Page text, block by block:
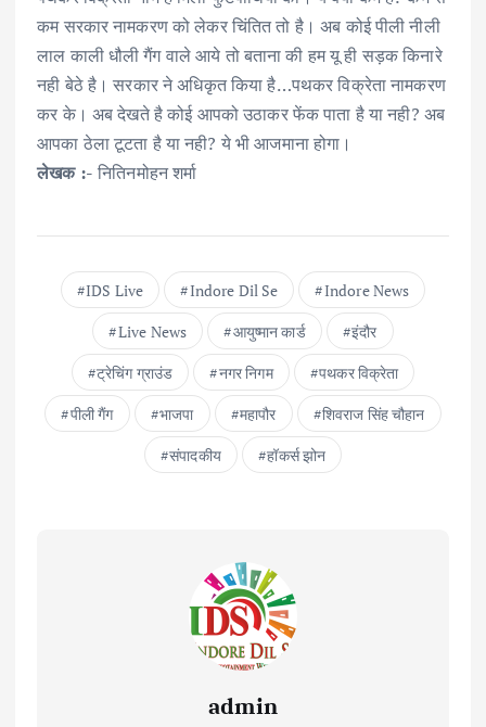
कम सरकार नामकरण को लेकर चिंतित तो है। अब कोई पीली नीली
लाल काली धौली गैंग वाले आये तो बताना की हम यू ही सड़क किनारे
नही बेठे है। सरकार ने अधिकृत किया है…पथकर विक्रेता नामकरण
कर के। अब देखते है कोई आपको उठाकर फेंक पाता है या नही? अब
आपका ठेला टूटता है या नही? ये भी आजमाना होगा।
लेखक :- नितिनमोहन शर्मा
IDS Live Indore Dil Se
Indore News
Live News
आयुष्मान कार्ड
इंदौर
ट्रेचिंग ग्राउंड
नगर निगम
पथकर विक्रेता
पीली गैंग
भाजपा महापौर
शिवराज सिंह चौहान
संपादकीय
हॉकर्स झोन
admin